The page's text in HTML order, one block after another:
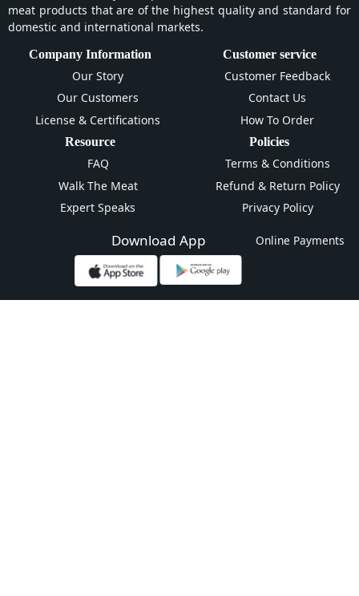
meat products that are of the highest quality and standard for
domestic and international markets.
Company Information
Our Story
Our Customers
License & Certifications
Customer service
Customer Feedback
Contact Us
How To Order
Resource
FAQ
Walk The Meat
Expert Speaks
Policies
Terms & Conditions
Refund & Return Policy
Privacy Policy
Download App Online Payments